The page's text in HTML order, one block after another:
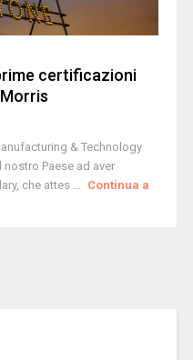
certificazioni
& Technology
Paese ad aver
che attes ... Continua a